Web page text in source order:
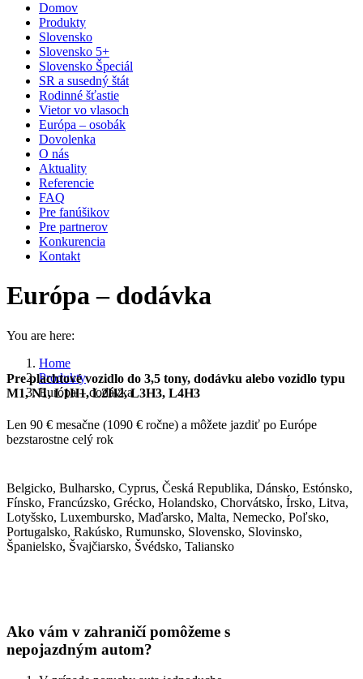
Domov
Produkty
Slovensko
Slovensko 5+
Slovensko Špeciál
SR a susedný štát
Rodinné šťastie
Vietor vo vlasoch
Európa – osobák
Dovolenka
O nás
Aktuality
Referencie
FAQ
Pre fanúšikov
Pre partnerov
Konkurencia
Kontakt
Európa – dodávka
You are here:
Home
Produkty
Európa – dodávka
Pre plachtové vozidlo do 3,5 tony, dodávku alebo vozidlo typu
M1, N1, L1H1, L2H2, L3H3, L4H3
Len 90 € mesačne (1090 € ročne) a môžete jazdiť po Európe
bezstarostne celý rok
Belgicko, Bulharsko, Cyprus, Česká Republika, Dánsko, Estónsko,
Fínsko, Francúzsko, Grécko, Holandsko, Chorvátsko, Írsko, Litva,
Lotyšsko, Luxembursko, Maďarsko, Malta, Nemecko, Poľsko,
Portugalsko, Rakúsko, Rumunsko, Slovensko, Slovinsko,
Španielsko, Švajčiarsko, Švédsko, Taliansko
Ako vám v zahraničí pomôžeme s
nepojazdným autom?